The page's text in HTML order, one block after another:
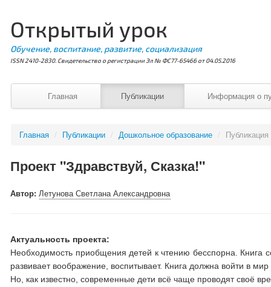
Открытый урок
Обучение, воспитание, развитие, социализация
ISSN 2410-2830. Свидетельство о регистрации Эл № ФС77-65466 от 04.05.2016
Главная Публикации Информация о
Главная / Публикации / Дошкольное образование /
Проект "Здравствуй, Сказка!"
Автор:Летунова Светлана Александровна
Актуальность проекта:
Необходимость приобщения детей к чтению бесспорна. Книга
развивает воображение, воспитывает. Книга должна войти в
Но, как известно, современные дети всё чаще проводят своё